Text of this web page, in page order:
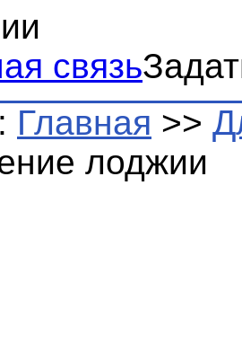
связь
Главная >>
лоджии